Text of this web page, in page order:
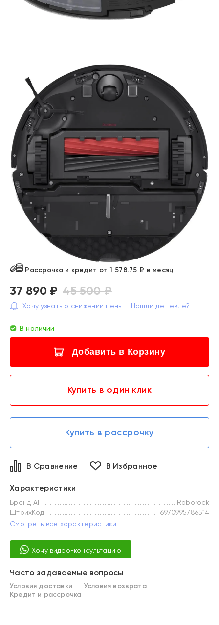
Рассрочка и кредит от 1 578.75 ₽ в месяц
37 890 ₽ 45 500 ₽
Хочу узнать о снижении цены Нашли дешевле?
В наличии
Добавить в Корзину
Купить в один клик
Купить в рассрочку
В Сравнение В Избранное
Характеристики
Бренд All
Roborock
ШтрихКод
6970995786514
Смотреть все характеристики
Хочу видео-консультацию
Часто задаваемые вопросы
Условия доставки
Условия возврата
Кредит и рассрочка